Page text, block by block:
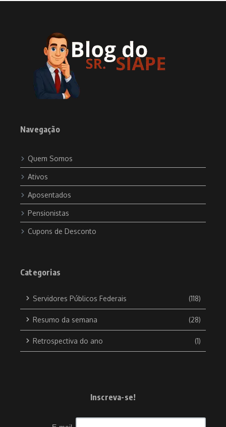
Navegação
Quem Somos
Ativos
Aposentados
Pensionistas
Cupons de Desconto
Categorias
Servidores Públicos Federais (118)
Resumo da semana (28)
Retrospectiva do ano (1)
Inscreva-se!